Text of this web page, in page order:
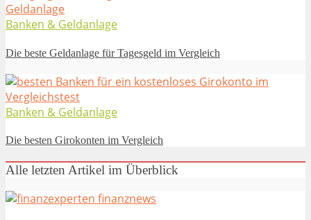
Banken & Geldanlage
Die beste Geldanlage für Tagesgeld im Vergleich
Banken & Geldanlage
Die besten Girokonten im Vergleich
Alle letzten Artikel im Überblick